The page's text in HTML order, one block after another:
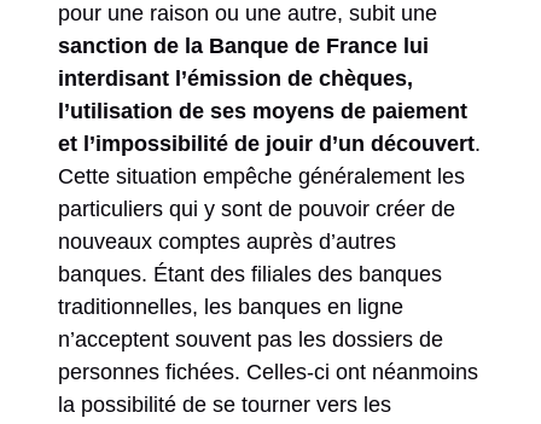
pour une raison ou une autre, subit une
sanction de la Banque de France lui
interdisant l’émission de chèques,
l’utilisation de ses moyens de paiement
et l’impossibilité de jouir d’un découvert.
Cette situation empêche généralement les
particuliers qui y sont de pouvoir créer de
nouveaux comptes auprès d’autres
banques. Étant des filiales des banques
traditionnelles, les banques en ligne
n’acceptent souvent pas les dossiers de
personnes fichées. Celles-ci ont néanmoins
la possibilité de se tourner vers les